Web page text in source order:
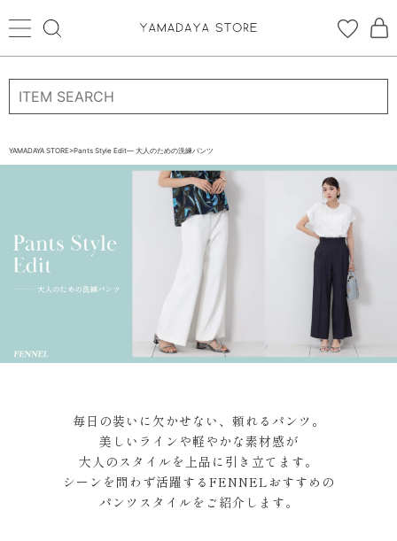
ログイン 新規会員登録
STORE BRAND・LABELから探す
新着商品
スタイリング
YAMADAYA STORE>Pants Style Edit— 大人のための洗練パンツ
毎日の装いに欠かせない、頼れるパンツ。
美しいラインや軽やかな素材感が
大人のスタイルを上品に引き立てます。
シーンを問わず活躍するFENNELおすすめの
パンツスタイルをご紹介します。